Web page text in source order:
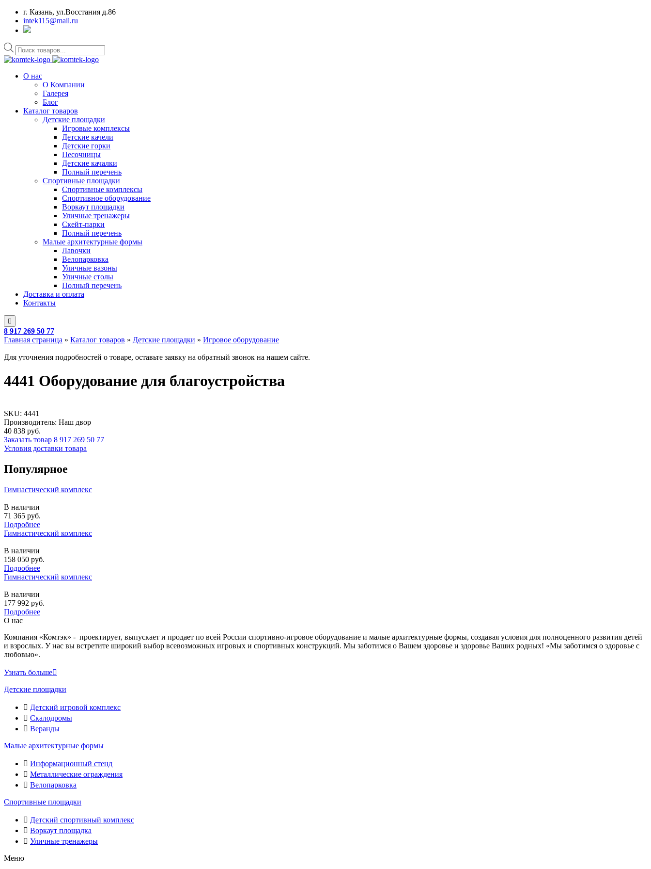
г. Казань, ул.Восстания д.86
intek115@mail.ru
Поиск
товаров
О нас
О Компании
Галерея
Блог
Каталог товаров
Детские площадки
Игровые комплексы
Детские качели
Детские горки
Песочницы
Детские качалки
Полный перечень
Спортивные площадки
Спортивные комплексы
Спортивное оборудование
Воркаут площадки
Уличные тренажеры
Скейт-парки
Полный перечень
Малые архитектурные формы
Лавочки
Велопарковка
Уличные вазоны
Уличные столы
Полный перечень
Доставка и оплата
Контакты
8 917 269 50 77
Главная страница » Каталог товаров » Детские площадки » Игровое оборудование
Для уточнения подробностей о товаре, оставьте заявку на обратный звонок на нашем сайте.
4441 Оборудование для благоустройства
SKU: 4441
Производитель: Наш двор
40 838 руб.
Заказать товар 8 917 269 50 77
Условия доставки товара
Популярное
Гимнастический комплекс
В наличии
71 365 руб.
Подробнее
Гимнастический комплекс
В наличии
158 050 руб.
Подробнее
Гимнастический комплекс
В наличии
177 992 руб.
Подробнее
О нас
Компания «Комтэк» - проектирует, выпускает и продает по всей России спортивно-игровое оборудование и малые архитектурные формы, создавая условия для полноценного развития детей
и взрослых. У нас вы встретите широкий выбор всевозможных игровых и спортивных конструкций. Мы заботимся о Вашем здоровье и здоровье Ваших родных! «Мы заботимся о здоровье с
любовью».
Узнать больше
Детские площадки
Детский игровой комплекс
Скалодромы
Веранды
Малые архитектурные формы
Информационный стенд
Металлические ограждения
Велопарковка
Спортивные площадки
Детский спортивный комплекс
Воркаут площадка
Уличные тренажеры
Меню